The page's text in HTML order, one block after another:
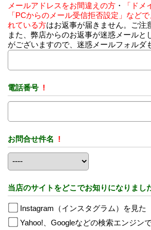
メールアドレスをお間違えの方 ・
「ド
「PCからのメール受信拒否設定」など
れている方はお返事が届きません。ご注
また、弊店からのお返事が迷惑メールと
がございますので、迷惑メールフォルダ
電話番号 !
お問合せ件名 !
当店のサイトをどこでお知りになりまし
Instagram（インスタグラム）を見た
Yahoo!、Googleなどの検索エンジン